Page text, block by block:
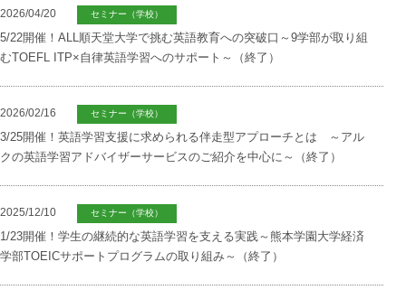
2026/04/20 セミナー（学校）
5/22開催！ALL順天堂大学で挑む英語教育への突破口～9学部が取り組
むTOEFL ITP×自律英語学習へのサポート～（終了）
2026/02/16 セミナー（学校）
3/25開催！英語学習支援に求められる伴走型アプローチとは ～アル
クの英語学習アドバイザーサービスのご紹介を中心に～（終了）
2025/12/10 セミナー（学校）
1/23開催！学生の継続的な英語学習を支える実践～熊本学園大学経済
学部TOEICサポートプログラムの取り組み～（終了）